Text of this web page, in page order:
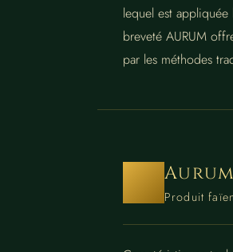
lequel est
breveté AURUM
par les méthodes
Produit